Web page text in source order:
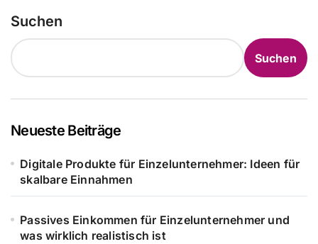
Suchen
Suchen
Neueste Beiträge
Digitale Produkte für Einzelunternehmer: Ideen für
skalbare Einnahmen
Passives Einkommen für Einzelunternehmer und
was wirklich realistisch ist